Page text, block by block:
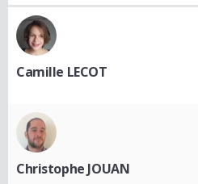
Camille LECOT
Christophe JOUAN